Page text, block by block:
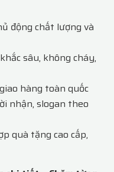
động chất lượng và
sâu, không cháy,
hàng toàn quốc
nhận, slogan theo
quà tặng cao cấp,